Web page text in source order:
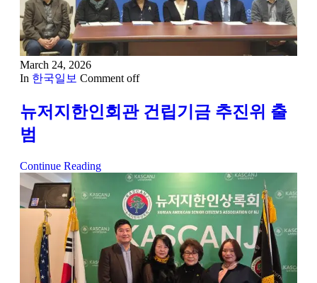
March 24, 2026
In 한국일보 Comment off
뉴저지한인회관 건립기금 추진위 출
범
Continue Reading